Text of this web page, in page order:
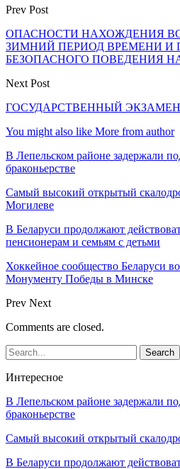
Prev Post
ОПАСНОСТИ НАХОЖДЕНИЯ
ЗИМНИЙ ПЕРИОД ВРЕМЕНИ И
БЕЗОПАСНОГО ПОВЕДЕНИЯ
Next Post
ГОСУДАРСТВЕННЫЙ ЭКЗАМЕН
You might also like More from author
В Лепельском районе задержали
браконьерстве
Самый высокий открытый
Могилеве
В Беларуси продолжают
пенсионерам и семьям с детьми
Хоккейное сообщество Беларуси
Монументу Победы в Минске
Prev Next
Comments are closed.
Интересное
В Лепельском районе задержали
браконьерстве
Самый высокий открытый
В Беларуси продолжают